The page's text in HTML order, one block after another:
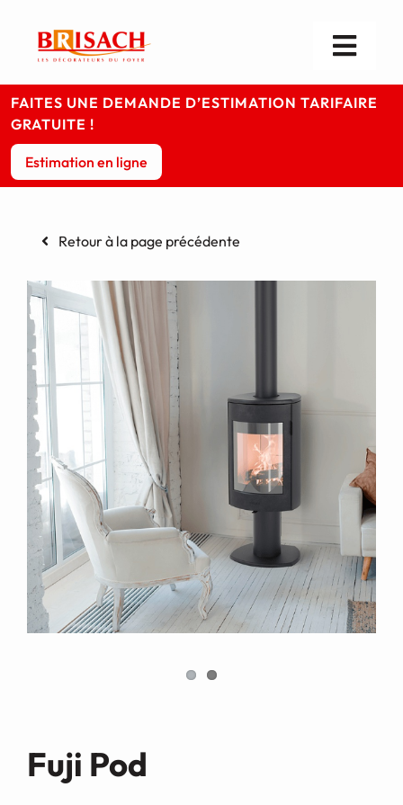
contenu
Les cheminées
Les poêles
Infos pratiques
Votre magasin
Contact
Demande de devis
FAITES UNE DEMANDE D’ESTIMATION TARIFAIRE
GRATUITE !
Estimation en ligne
Retour à la page précédente
Fuji Pod